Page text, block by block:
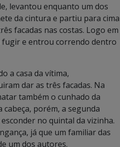
levantou enquanto um dos
da cintura e partiu para cima
facadas nas costas. Logo em
fugir e entrou correndo dentro
a casa da vítima,
dar as três facadas. Na
também o cunhado da
cabeça, porém, a segunda
no quintal da vizinha.
já que um familiar das
um dos autores.